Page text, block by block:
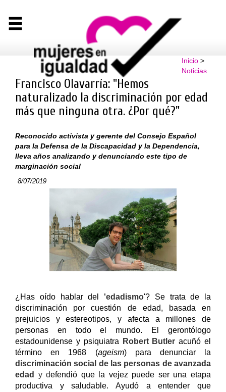
Inicio>
Noticias
Francisco Olavarría: "Hemos
naturalizado la discriminación por edad
más que ninguna otra. ¿Por qué?"
Reconocido activista y gerente del Consejo Español
para la Defensa de la Discapacidad y la Dependencia,
lleva años analizando y denunciando este tipo de
marginación social
8/07/2019
¿Has oído hablar del 'edadismo'? Se trata de la
discriminación por cuestión de edad,
basada en
prejuicios y estereotipos, y afecta a millones de
personas en todo el mundo. El gerontólogo
estadounidense y psiquiatra
Robert Butler acuñó el
término en 1968 (ageism)
para denunciar la
discriminación social de las personas de avanzada
edad y defendió que la vejez puede ser una etapa
productiva y saludable. Ayudó a entender que